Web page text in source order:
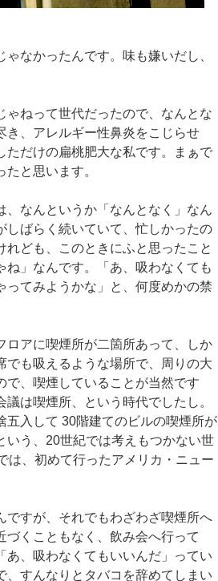
なかったんです。味も嫌いだし、
ゃねって世代だったので、なんとな
き、アレルギー性鼻炎をこじらせ
ただけの扁桃肥大な私です。まぁで
と思います。
、なんというか「なんとなく」なん
しばらく続いていて、忙しかったの
ども、このときにふと思ったこと
」なんです。「あ、吸わなくても
てみようかな」と、何度めかの禁
ロアに喫煙所が二箇所あって、しか
でも吸えるような場所で、周りの大
で、喫煙していることが当然です
は喫煙所、という時代でしたし。
五入して 30階建てのビルの喫煙所が
いう、20世紀では考えもつかない世
は、初めて行ったアメリカ・ニュー
ですが、それでもわざわざ喫煙所へ
くこともなく、飲み会へ行って
あ、吸わなくてもいいんだ」ってい
、すんなりとタバコを辞めてしまい